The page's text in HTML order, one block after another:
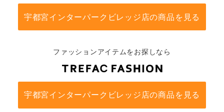
宇都宮インターパークビレッジ店の商品を見る
ファッションアイテムをお探しなら
宇都宮インターパークビレッジ店の商品を見る